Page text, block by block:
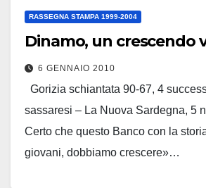
RASSEGNA STAMPA 1999-2004
Dinamo, un crescendo
6 GENNAIO 2010
Gorizia schiantata 90-67, 4
sassaresi – La Nuova Sardegna, 5
Certo che questo Banco con la
giovani, dobbiamo crescere»…